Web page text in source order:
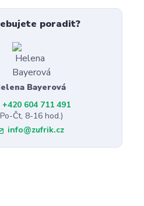
poradit?
Bayerová
+420 604 711 491
Čt, 8-16 hod.)
info@zufrik.cz